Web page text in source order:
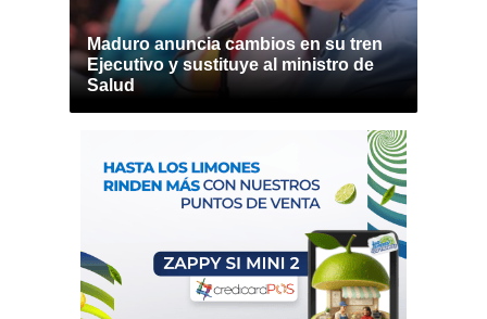
Maduro anuncia cambios en su tren
Ejecutivo y sustituye al ministro de
Salud